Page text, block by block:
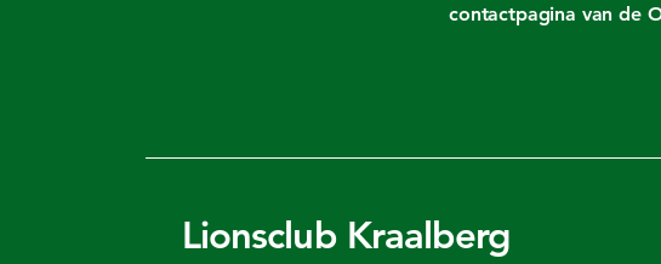
contactpagina van de
Lionsclub Kraalberg